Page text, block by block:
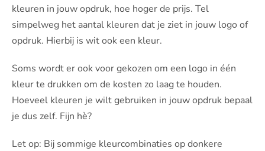
kleuren in jouw opdruk, hoe hoger de prijs. Tel
simpelweg het aantal kleuren dat je ziet in jouw logo of
opdruk. Hierbij is wit ook een kleur.
Soms wordt er ook voor gekozen om een logo in één
kleur te drukken om de kosten zo laag te houden.
Hoeveel kleuren je wilt gebruiken in jouw opdruk bepaal
je dus zelf. Fijn hè?
Let op: Bij sommige kleurcombinaties op donkere